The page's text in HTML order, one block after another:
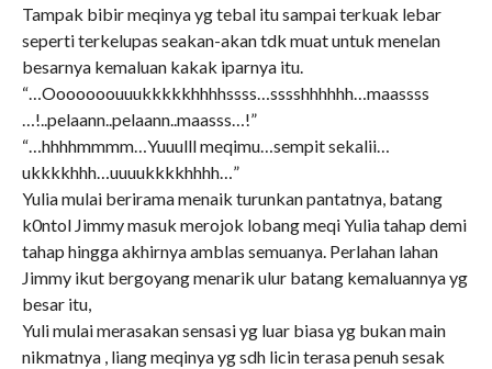
Tampak bibir meqinya yg tebal itu sampai terkuak lebar
seperti terkelupas seakan-akan tdk muat untuk menelan
besarnya kemaluan kakak iparnya itu.
“…Ooooooouuukkkkkhhhhssss…sssshhhhhh…maassss
…!..pelaann..pelaann..maasss…!”
“…hhhhmmmm…Yuuulll meqimu…sempit sekalii…
ukkkkhhh…uuuukkkkhhhh…”
Yulia mulai berirama menaik turunkan pantatnya, batang
k0ntol Jimmy masuk merojok lobang meqi Yulia tahap demi
tahap hingga akhirnya amblas semuanya. Perlahan lahan
Jimmy ikut bergoyang menarik ulur batang kemaluannya yg
besar itu,
Yuli mulai merasakan sensasi yg luar biasa yg bukan main
nikmatnya , liang meqinya yg sdh licin terasa penuh sesak